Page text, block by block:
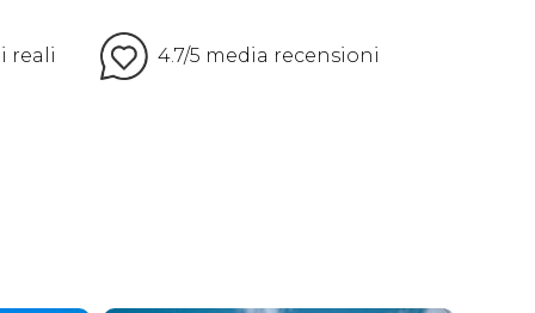
reali 4.7/5 media recensioni